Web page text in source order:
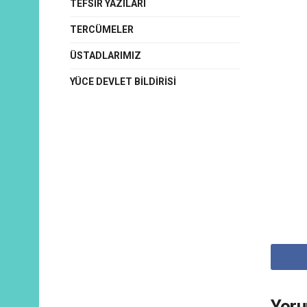
TEFSIR YAZILARI
TERCÜMELER
ÜSTADLARIMIZ
YÜCE DEVLET BILDIRISI